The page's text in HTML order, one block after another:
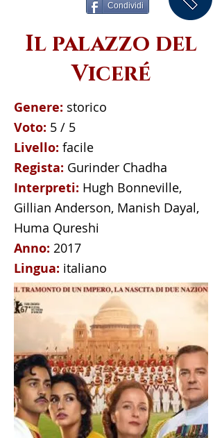
Condividi
Il palazzo del
Viceré
Genere: storico
Voto: 5 / 5
Livello: facile
Regista: Gurinder Chadha
Interpreti: Hugh Bonneville,
Gillian Anderson, Manish Dayal,
Huma Qureshi
Anno: 2017
Lingua: italiano